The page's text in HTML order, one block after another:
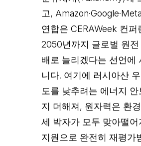
고,
연합은 CERAWeek 컨퍼
2050년까지 글로벌 원전
배로 늘리겠다는 선언에
니다. 여기에 러시아산
도를 낮추려는 에너지
지 더해져, 원자력은 환경
세 박자가 모두 맞아떨어
지원으로 완전히 재평가